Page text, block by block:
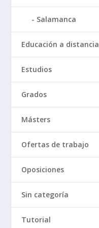
Salamanca
Educación a distancia
Estudios
Grados
Másters
Ofertas de trabajo
Oposiciones
Sin categoría
Tutorial